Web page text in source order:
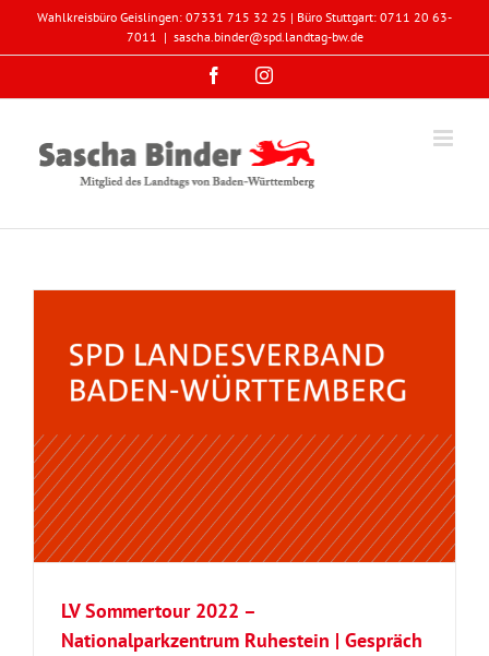
Wahlkreisbüro Geislingen: 07331 715 32 25 | Büro Stuttgart: 0711 20 63-
7011 | sascha.binder@spd.landtag-bw.de
FacebookInstagram
LV Sommertour 2022 –
Nationalparkzentrum Ruhestein | Gespräch